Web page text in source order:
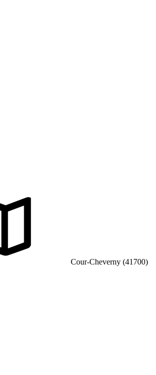
Cour-Cheverny (41700)